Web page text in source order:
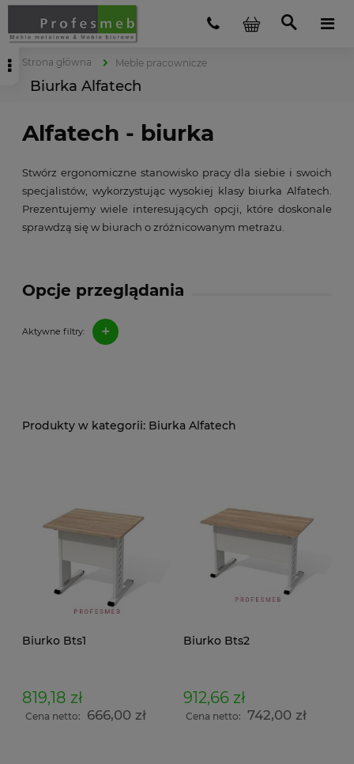
Strona główna Meble pracownicze
Biurka Alfatech
Opcje przeglądania
Aktywne filtry: +
Alfatech - biurka
Stwórz ergonomiczne stanowisko pracy dla siebie i swoich
specjalistów, wykorzystując wysokiej klasy biurka Alfatech.
Prezentujemy wiele interesujących opcji, które doskonale
sprawdzą się w biurach o zróżnicowanym metrażu.
Biurka Alfatech
Biurko Bts1
819,18 zł
Cena netto: 666,00 zł
Biurko Bts2
912,66 zł
Cena netto: 742,00 zł